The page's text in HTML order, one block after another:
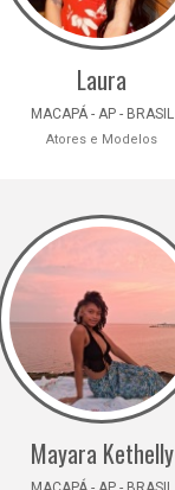
Laura
MACAPÁ - AP - BRASIL
Atores e Modelos
Mayara Kethelly